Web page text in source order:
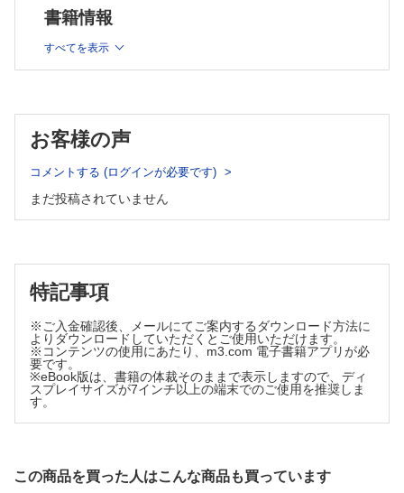
急性糸球体腎炎
IgA腎症
膜性増殖性糸球体腎炎
7章 全身疾患に伴う腎病変
ループス腎炎
紫斑病性腎炎
先天性代謝異常に伴う腎症
ネイルパテラ症候群
薬剤性腎症
繊毛病(ADPKD，ARPKD，ネフロン癆)
尿細管性アシドーシス
腎性尿崩症
腎性低尿酸血症
Cubilin関連蛋白尿（慢性良性蛋白尿）
9章 先天性腎尿路異常(CAKUT)，泌尿器疾患
低形成異形成腎，多嚢胞性異形成腎
先天性水腎症
膀胱尿管逆流，逆流性腎症
停留精巣，陰嚢水腫，精巣捻転
尿道下裂，包茎
胎児超音波診断
学校検尿
超低出生体重児の腎機能フォローアップ
血圧測定の重要性と測定方法
4章 治療法・生活管理
ステロイド薬
シクロスポリン
シクロホスファミド
降圧薬
利尿薬
ネフローゼ症候群の輸液・アルブミン療法
腎性貧血への対応
高尿酸血症への対応
CKD患者の運動と栄養
慢性腎不全の管理と腹膜透析
書籍情報
すべてを表示
お客様の声
コメントする (ログインが必要です)
まだ投稿されていません
特記事項
※ご入金確認後、メールにてご案内するダウンロード方法に
よりダウンロードしていただくとご使用いただけます。
※コンテンツの使用にあたり、m3.com 電子書籍アプリが必
要です。
※eBook版は、書籍の体裁そのままで表示しますので、ディ
スプレイサイズが7インチ以上の端末でのご使用を推奨しま
す。
この商品を買った人はこんな商品も買っています